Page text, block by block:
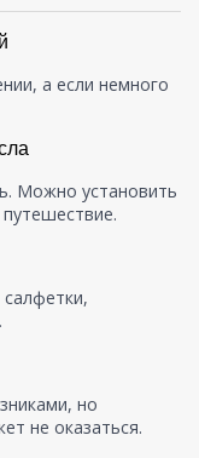
а если немного
Можно установить
но
не оказаться.